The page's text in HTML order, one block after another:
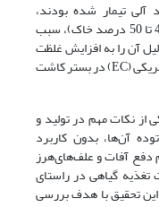
آلی تیمار شده بودند،
درحالی‌که نسبت‌های بالای ورمی‌کمپوست (40 تا 50 درصد خاک)، سبب
آن را به افزایش غلظت
نمک‌ها و در نتیجه افزایش قابلیت هدایت الکتریکی (EC) در بستر کاشت
از نکات مهم در تولید و
آن‌ها، بدون کاربرد
دفع آفات و علف‌های‌هرز
تغذیه گیاهی در راستای
تحقیق با هدف بررسی